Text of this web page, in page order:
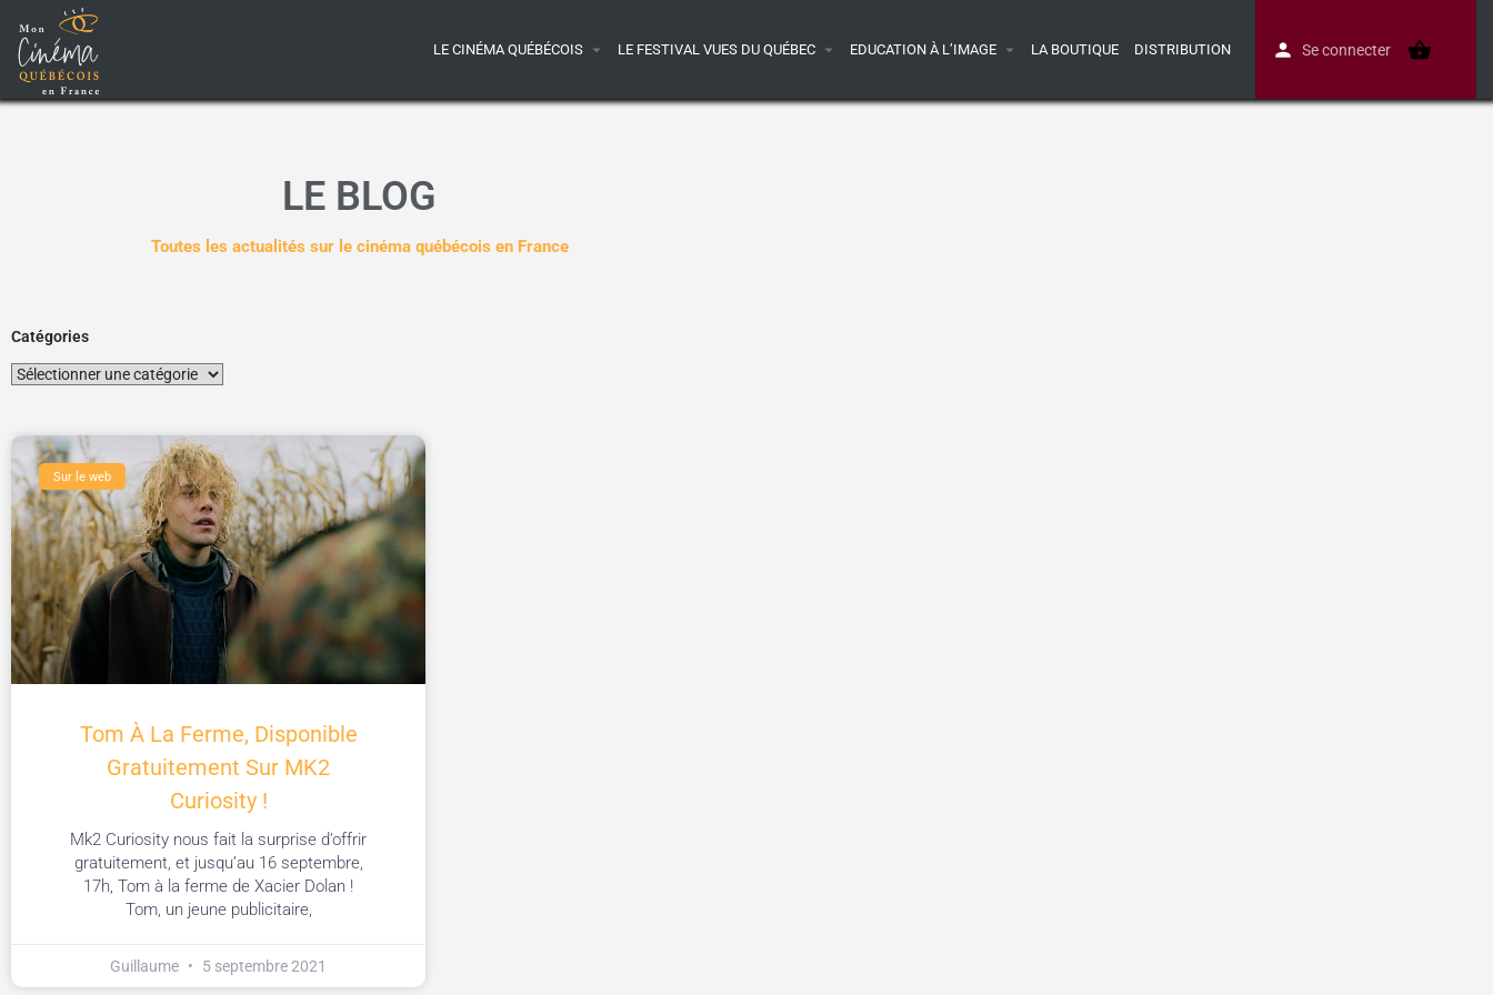
LE CINÉMA QUÉBÉCOIS LE FESTIVAL VUES DU QUÉBEC EDUCATION À L’IMAGE LA BOUTIQUE DISTRIBUTION Se connecter
LE BLOG
Toutes les actualités sur le cinéma québécois en France
Catégories
Sur le web
Tom À La Ferme, Disponible
Gratuitement Sur MK2
Curiosity !
Mk2 Curiosity nous fait la surprise d’offrir
gratuitement, et jusqu’au 16 septembre,
17h, Tom à la ferme de Xacier Dolan !
Tom, un jeune publicitaire,
Guillaume 5 septembre 2021